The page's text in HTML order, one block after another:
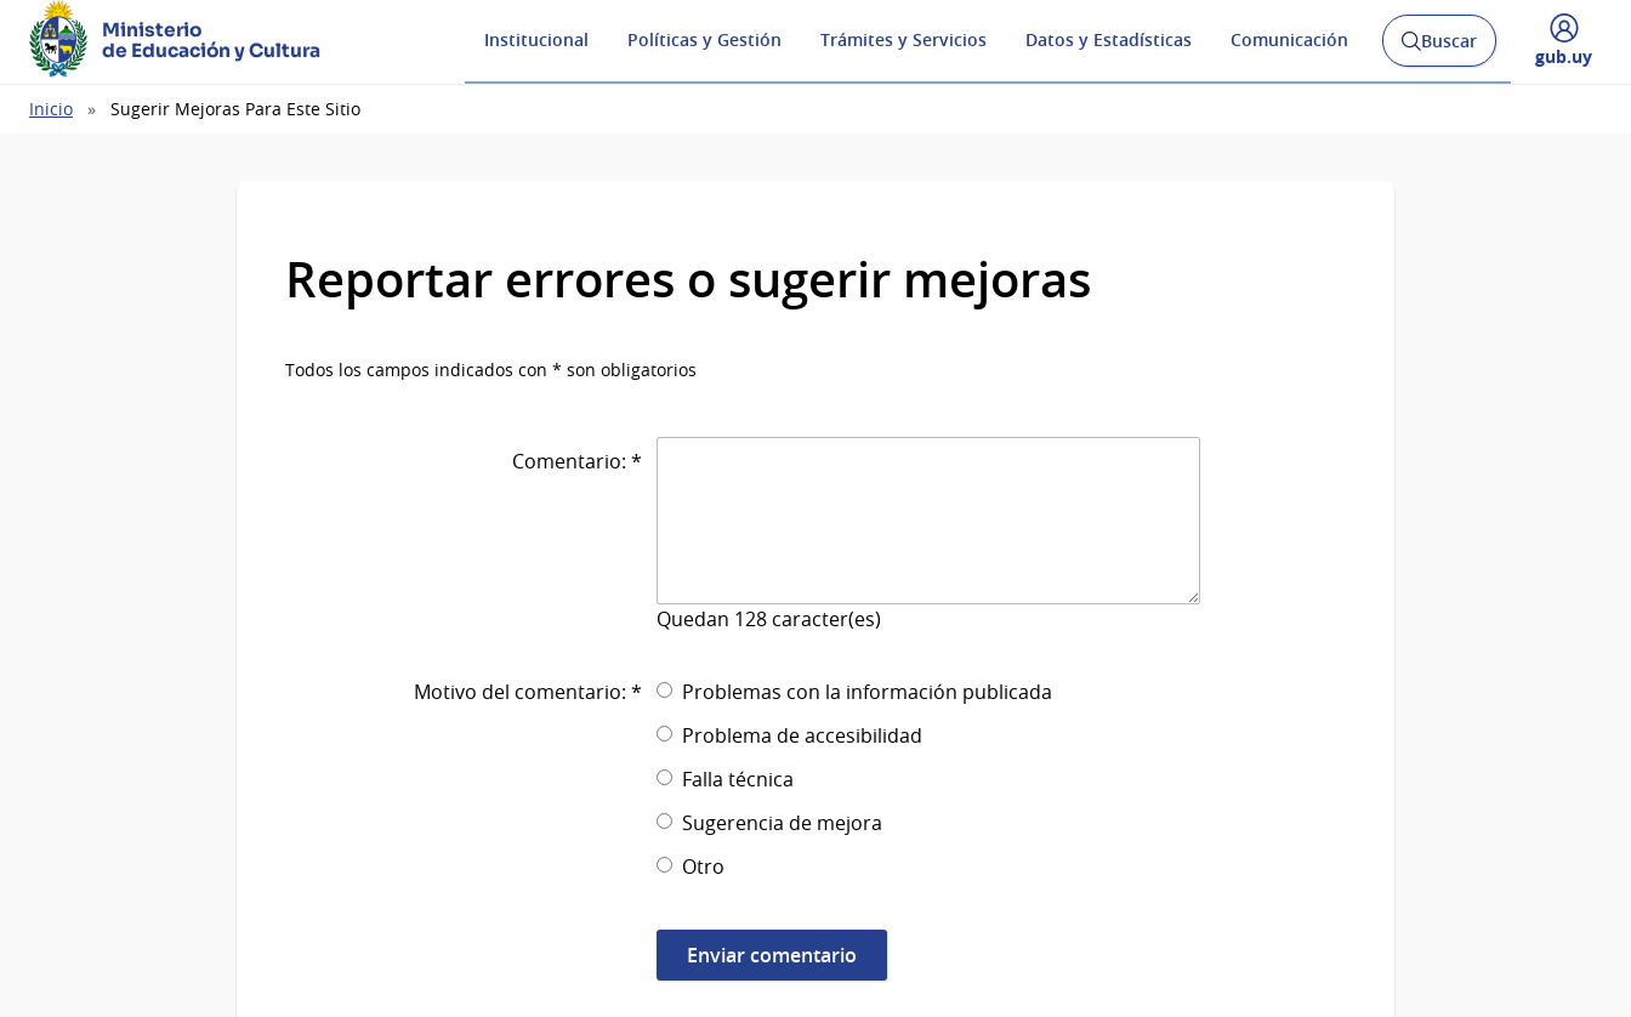
Ministerio
de Educación y Cultura
Institucional Políticas y Gestión Trámites y Servicios Datos y Estadísticas Comunicación
Abrir
buscador
Buscar
Desplegar
gub.uy
Ruta
Inicio Sugerir Mejoras Para Este Sitio
Reportar errores o sugerir mejoras
Todos los campos indicados con * son obligatorios
Comentario: *
Quedan 128 caracter(es)
Motivo del comentario: *
Problemas con la información publicada
Problema de accesibilidad
Falla técnica
Sugerencia de mejora
Otro